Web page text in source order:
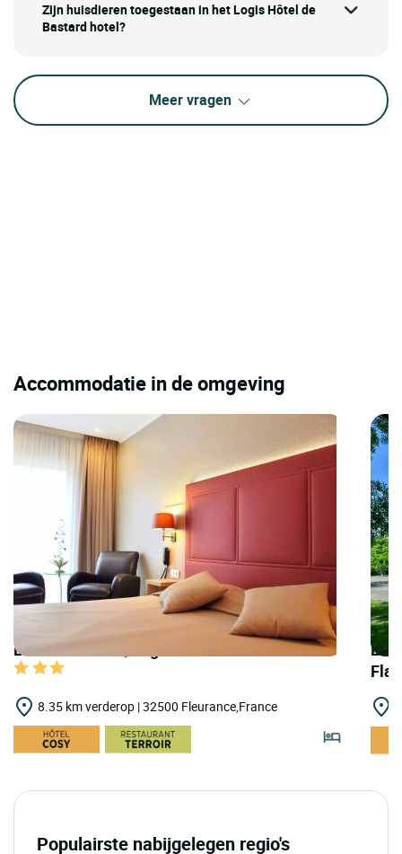
Zijn huisdieren toegestaan in het Logis Hôtel de
Bastard hotel?
Meer vragen
Accommodatie in de omgeving
LOGIS HOTELS | Logis Hôtel le Fleurance
8.35 km verderop | 32500 Fleurance,France
Populairste nabijgelegen regio's